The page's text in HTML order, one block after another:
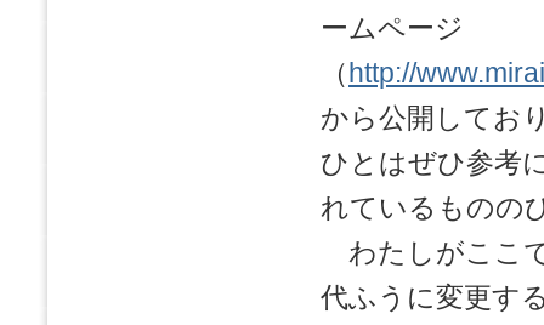
ームページ
（http://
から公開してお
ひとはぜひ参考
れているものの
わたしがここ
代ふうに変更す